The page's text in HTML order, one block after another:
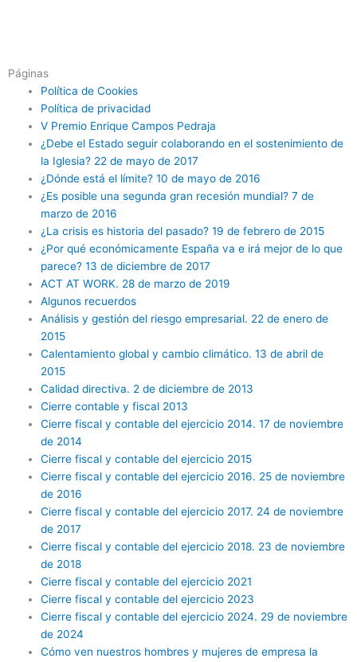
Páginas
Política de Cookies
Política de privacidad
V Premio Enrique Campos Pedraja
¿Debe el Estado seguir colaborando en el sostenimiento de
la Iglesia? 22 de mayo de 2017
¿Dónde está el límite? 10 de mayo de 2016
¿Es posible una segunda gran recesión mundial? 7 de
marzo de 2016
¿La crisis es historia del pasado? 19 de febrero de 2015
¿Por qué económicamente España va e irá mejor de lo que
parece? 13 de diciembre de 2017
ACT AT WORK. 28 de marzo de 2019
Algunos recuerdos
Análisis y gestión del riesgo empresarial. 22 de enero de
2015
Calentamiento global y cambio climático. 13 de abril de
2015
Calidad directiva. 2 de diciembre de 2013
Cierre contable y fiscal 2013
Cierre fiscal y contable del ejercicio 2014. 17 de noviembre
de 2014
Cierre fiscal y contable del ejercicio 2015
Cierre fiscal y contable del ejercicio 2016. 25 de noviembre
de 2016
Cierre fiscal y contable del ejercicio 2017. 24 de noviembre
de 2017
Cierre fiscal y contable del ejercicio 2018. 23 de noviembre
de 2018
Cierre fiscal y contable del ejercicio 2021
Cierre fiscal y contable del ejercicio 2023
Cierre fiscal y contable del ejercicio 2024. 29 de noviembre
de 2024
Cómo ven nuestros hombres y mujeres de empresa la